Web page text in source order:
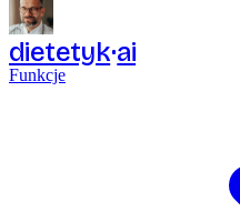
dietetyk ai
Funkcje